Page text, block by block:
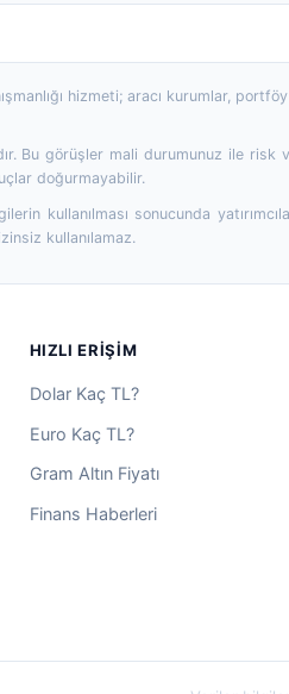
hizmeti; aracı kurumlar,
Bu görüşler mali durumunuz ile
doğurmayabilir.
kullanılması sonucunda
kullanılamaz.
HIZLI ERIŞIM
Dolar Kaç TL?
Euro Kaç TL?
Gram Altın Fiyatı
Finans Haberleri